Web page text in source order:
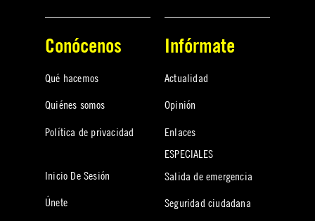
Conócenos
Qué hacemos
Quiénes somos
Política de privacidad
Inicio De Sesión
Únete
Infórmate
Actualidad
Opinión
Enlaces
ESPECIALES
Salida de emergencia
Seguridad ciudadana